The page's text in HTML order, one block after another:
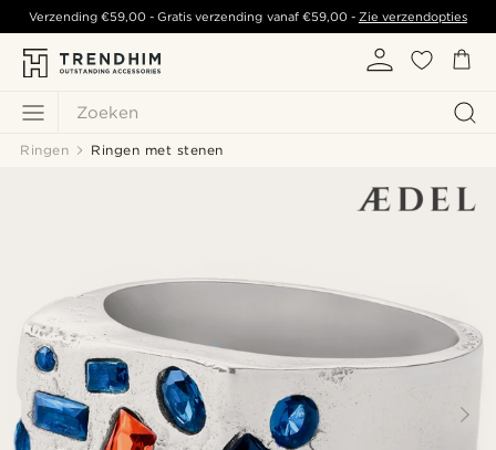
Zoeken
Verzending€59,00 - Gratis verzending vanaf €59,00- Zie verzendopties
Ringen Ringen met stenen